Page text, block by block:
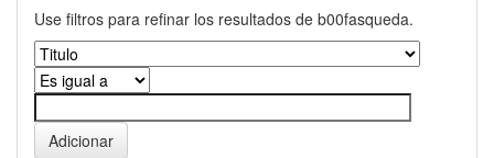
Use filtros para refinar los resultados de b00fasqueda.